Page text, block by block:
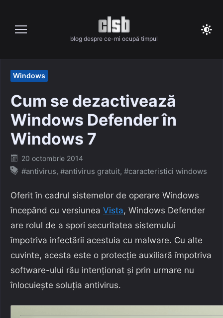
content
blog despre ce-mi ocupă timpul
Windows
Cum se dezactivează
Windows Defender în
Windows 7
Posted
on
20 octombrie 2014
#antivirus, #antivirus gratuit, #caracteristici windows
Oferit în cadrul sistemelor de operare Windows
începând cu versiunea Vista, Windows Defender
are rolul de a spori securitatea sistemului
împotriva infectării acestuia cu malware. Cu alte
cuvinte, acesta este o protecție auxiliară împotriva
software-ului rău intenționat și prin urmare nu
înlocuiește soluția antivirus.